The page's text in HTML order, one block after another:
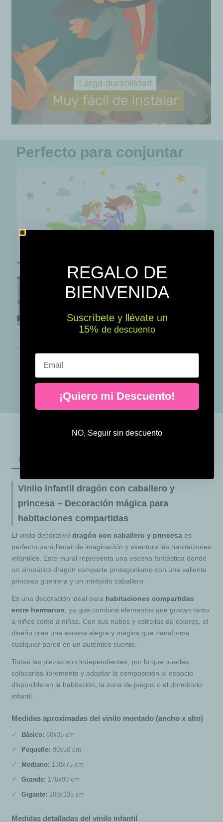
Perfecto para conjuntar
32,50 €
DESCRIPCIÓN
Vinilo infantil dragón con caballero y
princesa – Decoración mágica para
habitaciones compartidas
El vinilo decorativodragón con caballero y princesa es
perfecto para llenar de imaginación y aventura las habitaciones
infantiles. Este mural representa una escena fantástica donde
un simpático dragón comparte protagonismo con una valiente
princesa guerrera y un intrépido caballero.
Es una decoración ideal para habitaciones compartidas
entre hermanos , ya que combina elementos que gustan tanto
a niños como a niñas. Con sus nubes y estrellas de colores, el
diseño crea una escena alegre y mágica que transforma
cualquier pared en un auténtico cuento.
Todas las piezas son independientes, por lo que puedes
colocarlas libremente y adaptar la composición al espacio
disponible en la habitación, la zona de juegos o el dormitorio
infantil.
Medidas aproximadas del vinilo montado (ancho x alto)
Básico: 60x35 cm
Pequeño: 90x50 cm
Mediano: 130x75 cm
Grande: 170x90 cm
Gigante: 200x135 cm
Medidas detalladas del vinilo infantil
REGALO DE
BIENVENIDA
Suscríbete y llévate un
15% ​​ de descuento
Email
¡Quiero mi Descuento!
NO, Seguir sin descuento